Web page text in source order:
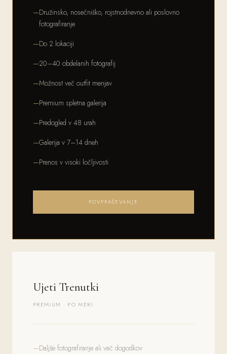
Družinsko, nosečniško, rojstnodnevno ali poslovno
fotografiranje
Do 2 lokaciji
20–40 obdelanih fotografij
Možnost več outfit menjav
Premium spletna galerija
Predogled v 48 urah
Galerija v 7–14 dneh
Prenos v visoki ločljivosti
POVPRAŠEVANJE
Ujeti Trenutki
PREMIUM · PO MERI
Daljše fotografiranje ali več dogodkov